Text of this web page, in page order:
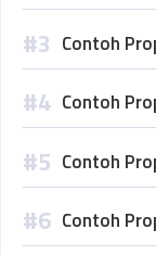
Contoh
Contoh
Contoh
Contoh